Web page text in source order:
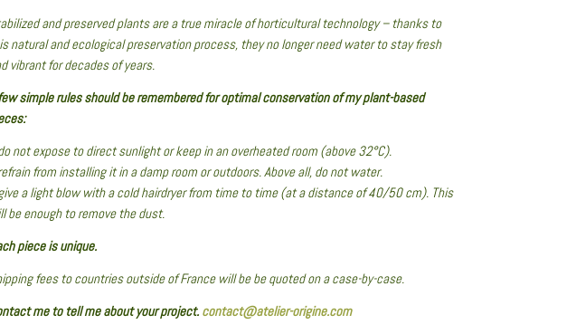
and preserved plants are a true miracle of horticultural technology – thanks to
natural and ecological preservation process, they no longer need water to stay fresh
vibrant for decades of years.
simple rules should be remembered for optimal conservation of my plant-based
not expose to direct sunlight or keep in an overheated room (above 32°C).
from installing it in a damp room or outdoors. Above all, do not water.
a light blow with a cold hairdryer from time to time (at a distance of 40/50 cm). This
be enough to remove the dust.
piece is unique.
fees to countries outside of France will be be quoted on a case-by-case.
me to tell me about your project. contact@atelier-origine.com